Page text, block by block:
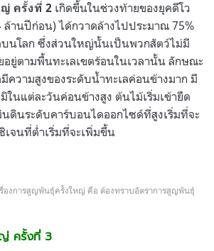
ครั้งที่ 2 เกิดขึ้นในช่วงท้ายของยุคดีโว
ล้านปีก่อน) ได้กวาดล้างไปประมาณ 75%
นโลก ซึ่งส่วนใหญ่นั้นเป็นพวกสัตว์ไม่มี
ยู่ตามพื้นทะเลเขตร้อนในเวลานั้น ลักษณะ
ความสูงของระดับน้ำทะเลค่อนข้างมาก มี
นแต่ละวันค่อนข้างสูง ต้นไม้เริ่มเข้ายืด
นระดับคาร์บอนไดออกไซด์ที่สูงเริ่มที่จะ
เจนที่ต่ำเริ่มที่จะเพิ่มขึ้น
องการสูญพันธุ์ครั้งใหญ่ คือ ต้องทราบอัตราการสูญพันธุ์
ครั้งที่ 3